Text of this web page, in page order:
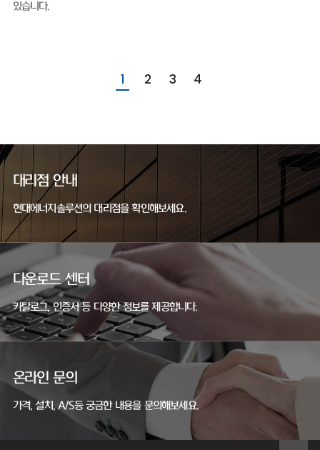
있습니다.
1 2 3 4
대리점 안내
현대에너지솔루션의 대리점을 확인해보세요.
다운로드 센터
카탈로그, 인증서 등 다양한 정보를 제공합니다.
온라인 문의
가격, 설치, A/S등 궁금한 내용을 문의해보세요.